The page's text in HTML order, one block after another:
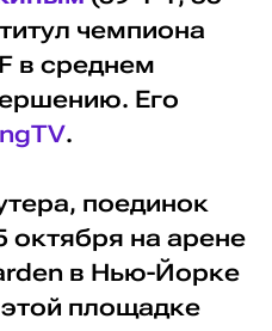
чемпиона
в среднем
Его
.
поединок
октября на арене
в Нью-Йорке
площадке